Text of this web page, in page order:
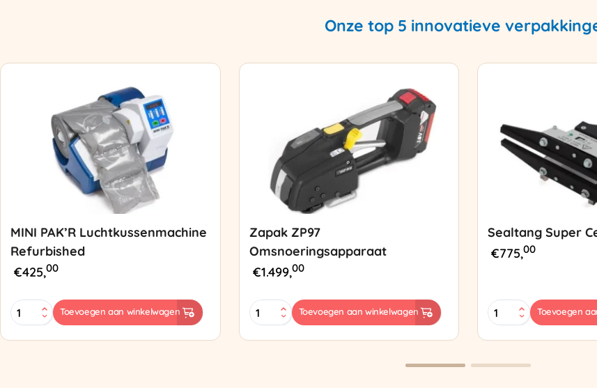
Onze top 5 innovatieve
MINI PAK’R Luchtkussenmachine
Refurbished
€425,00
MINI
PAK'R
Toevoegen aan winkelwagen
Zapak ZP97
Omsnoeringsapparaat
€1.499,00
Zapak
ZP97
Toevoegen aan winkelwagen
Sealtang Super
€775,00
Sealtang
Super
Toevoegen